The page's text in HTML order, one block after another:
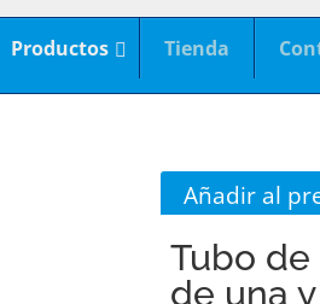
Productos Tienda
Añadir al
Tubo
de una